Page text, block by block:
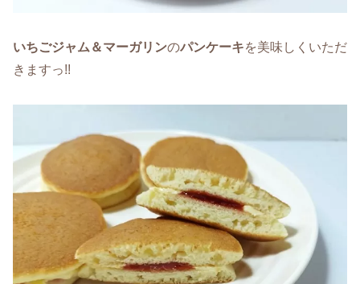
いちごジャム＆マーガリンのパンケーキを美味しくいただ
きますっ!!